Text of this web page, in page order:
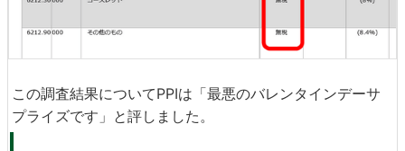
この調査結果についてPPIは「最悪のバレンタインデーサ
プライズです」と評しました。